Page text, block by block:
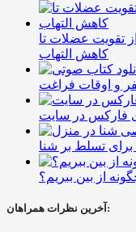
تقویت عضلات تا
کاهش التهاب
و اوقات فراغت
تسلط بر شنا
از بین ببریم؟
آخرین نظرات همراهان: